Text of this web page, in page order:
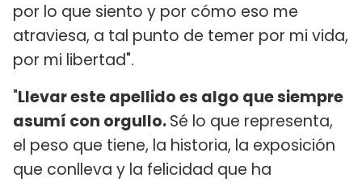
por lo que siento y por cómo eso me
atraviesa, a tal punto de temer por mi vida,
por mi libertad".
"Llevar este apellido es algo que siempre
asumí con orgullo.Sé lo que representa,
el peso que tiene, la historia, la exposición
que conlleva y la felicidad que ha